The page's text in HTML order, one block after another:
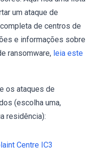
um ataque de
de centros de
e informações sobre
ransomware, leia este
os ataques de
(escolha uma,
residência):
Centre IC3